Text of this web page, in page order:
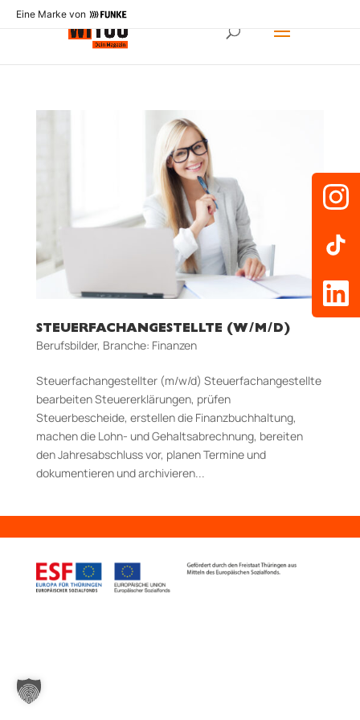
Eine Marke von
STEUERFACHANGESTELLTE (W/M/D)
Berufsbilder, Branche: Finanzen
Steuerfachangestellter (m/w/d) Steuerfachangestellte
bearbeiten Steuererklärungen, prüfen
Steuerbescheide, erstellen die Finanzbuchhaltung,
machen die Lohn- und Gehaltsabrechnung, bereiten
den Jahresabschluss vor, planen Termine und
dokumentieren und archivieren...